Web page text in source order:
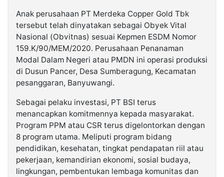
Anak perusahaan PT Merdeka Copper Gold Tbk
tersebut telah dinyatakan sebagai Obyek Vital
Nasional (Obvitnas) sesuai Kepmen ESDM Nomor
159.K/90/MEM/2020. Perusahaan Penanaman
Modal Dalam Negeri atau PMDN ini operasi produksi
di Dusun Pancer, Desa Sumberagung, Kecamatan
pesanggaran, Banyuwangi.
Sebagai pelaku investasi, PT BSI terus
menancapkan komitmennya kepada masyarakat.
Program PPM atau CSR terus digelontorkan dengan
8 program utama. Meliputi program bidang
pendidikan, kesehatan, tingkat pendapatan riil atau
pekerjaan, kemandirian ekonomi, sosial budaya,
lingkungan, pembentukan lembaga komunitas dan